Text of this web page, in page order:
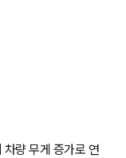
량 무게 증가로 연